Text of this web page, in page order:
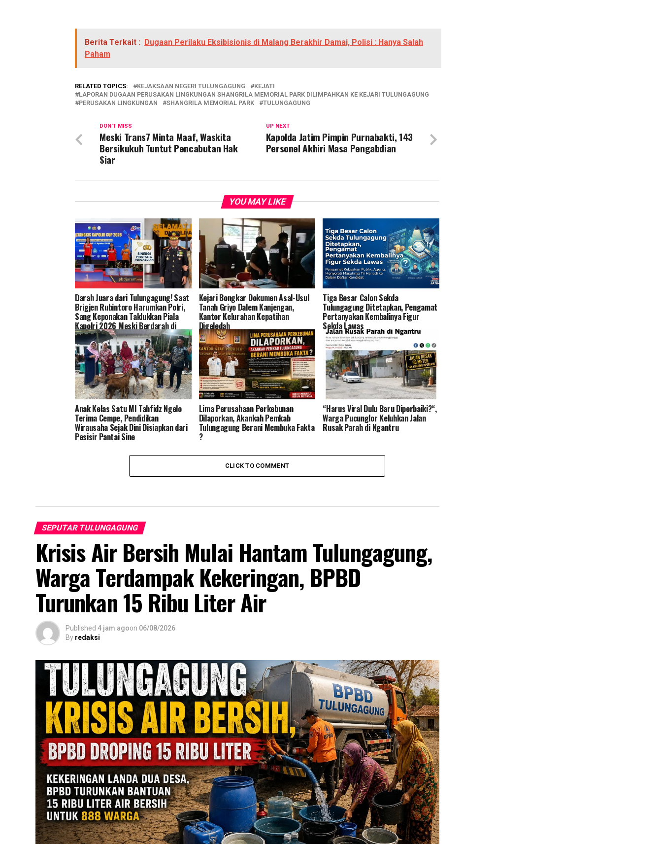
Berita Terkait :
Dugaan Perilaku Eksibisionis di Malang Berakhir Damai, Polisi : Hanya Salah
Paham
RELATED TOPICS: KEJAKSAAN NEGERI TULUNGAGUNG
KEJATI
LAPORAN DUGAAN PERUSAKAN LINGKUNGAN SHANGRILA MEMORIAL PARK DILIMPAHKAN KE KEJARI TULUNGAGUNG
PERUSAKAN LINGKUNGAN
SHANGRILA MEMORIAL PARK TULUNGAGUNG
UP NEXT
Kapolda Jatim Pimpin Purnabakti, 143
Personel Akhiri Masa Pengabdian
DON'T MISS
Meski Trans7 Minta Maaf, Waskita
Bersikukuh Tuntut Pencabutan Hak
Siar
YOU MAY LIKE
Darah Juara dari Tulungagung! Saat
Brigjen Rubintoro Harumkan Polri,
Sang Keponakan Taklukkan Piala
Kapolri 2026 Meski Berdarah di
Lapangan
Kejari Bongkar Dokumen Asal-Usul
Tanah Griyo Dalem Kanjengan,
Kantor Kelurahan Kepatihan
Digeledah
Tiga Besar Calon Sekda
Tulungagung Ditetapkan, Pengamat
Pertanyakan Kembalinya Figur
Sekda Lawas
Anak Kelas Satu MI Tahfidz Ngelo
Terima Cempe, Pendidikan
Wirausaha Sejak Dini Disiapkan dari
Pesisir Pantai Sine
Lima Perusahaan Perkebunan
Dilaporkan, Akankah Pemkab
Tulungagung Berani Membuka Fakta
?
“Harus Viral Dulu Baru Diperbaiki?“,
Warga Pucunglor Keluhkan Jalan
Rusak Parah di Ngantru
CLICK TO COMMENT
SEPUTAR TULUNGAGUNG
Krisis Air Bersih Mulai Hantam Tulungagung,
Warga Terdampak Kekeringan, BPBD
Turunkan 15 Ribu Liter Air
Published 4 jam agoon 06/08/2026
By redaksi